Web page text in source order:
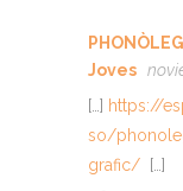
Joves
[…] https://
so/
grafic/
[…]